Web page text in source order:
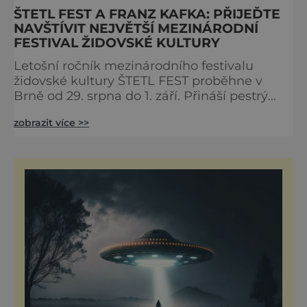
ŠTETL FEST A FRANZ KAFKA: PŘIJEĎTE
NAVŠTÍVIT NEJVĚTŠÍ MEZINÁRODNÍ
FESTIVAL ŽIDOVSKÉ KULTURY
Letošní ročník mezinárodního festivalu
židovské kultury ŠTETL FEST proběhne v
Brně od 29. srpna do 1. září. Přináší pestrý
jedné z nejvýznamnějších postav literárního
od Kafky k Barbie“ a hledání identity jednice
zařadit se do většinové
zobrazit více >>